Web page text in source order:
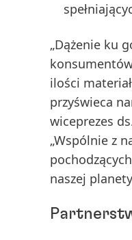
„Dążenie ku
ilości
przyświeca
wiceprezes
„Wspólnie z
naszej